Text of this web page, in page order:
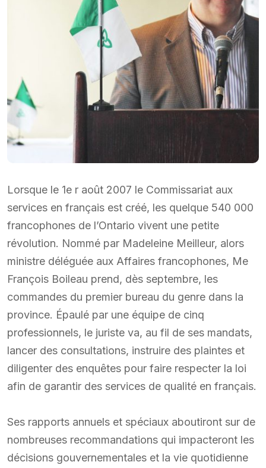
Lorsque le 1e r août 2007 le Commissariat aux
services en français est créé, les quelque 540 000
francophones de l’Ontario vivent une petite
révolution. Nommé par Madeleine Meilleur, alors
ministre déléguée aux Affaires francophones, Me
François Boileau prend, dès septembre, les
commandes du premier bureau du genre dans la
province. Épaulé par une équipe de cinq
professionnels, le juriste va, au fil de ses mandats,
lancer des consultations, instruire des plaintes et
diligenter des enquêtes pour faire respecter la loi
afin de garantir des services de qualité en français.
Ses rapports annuels et spéciaux aboutiront sur de
nombreuses recommandations qui impacteront les
décisions gouvernementales et la vie quotidienne